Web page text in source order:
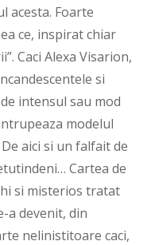
acesta. Foarte
ce, inspirat chiar
Caci Alexa Visarion,
si
intensul sau mod
modelul
aici si un falfait de
Cartea de
si misterios tratat
a devenit, din
nelinistitoare caci,